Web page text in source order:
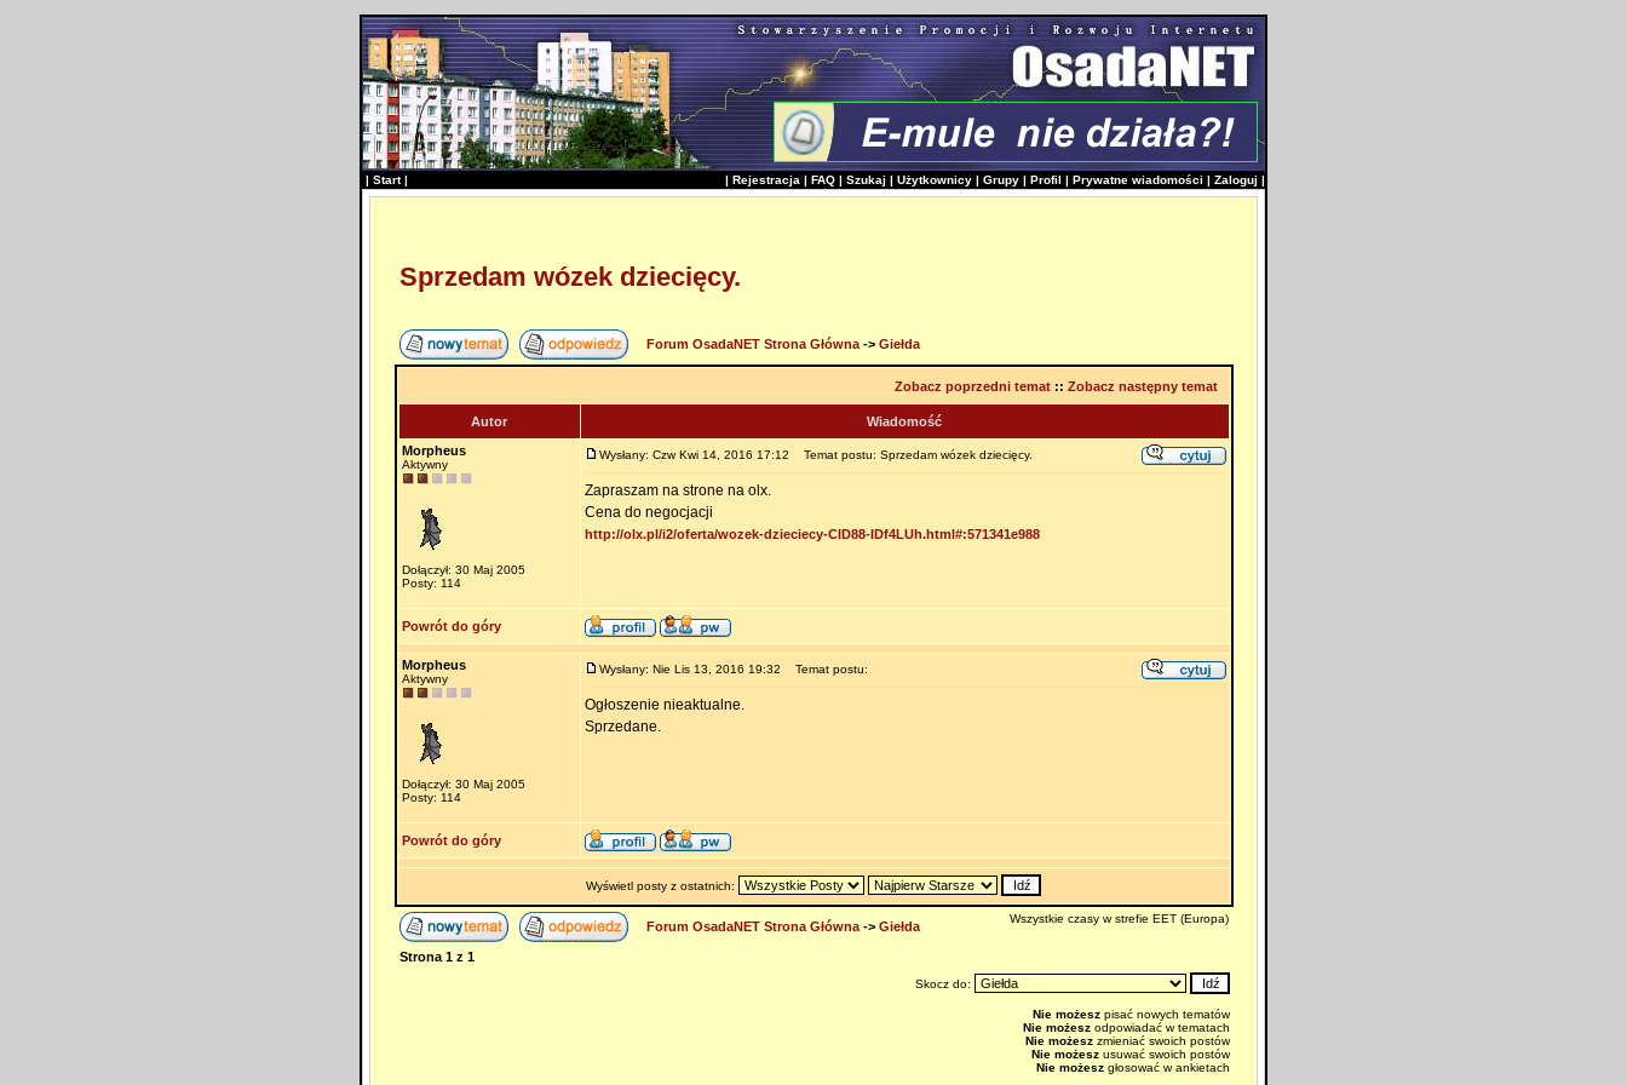
| Start| | Rejestracja | FAQ | Szukaj | Użytkownicy | Grupy | Profil | Prywatne wiadomości | Zaloguj |
Sprzedam wózek dziecięcy.
Forum OsadaNET Strona Główna-> Giełda
Zobacz poprzedni temat:: Zobacz następny temat
Autor
Wiadomość
Morpheus
Aktywny
Dołączył: 30 Maj 2005
Posty: 114
Wysłany: Czw Kwi 14, 2016 17:12 Temat postu: Sprzedam wózek dziecięcy.
Zapraszam na strone na olx.
Cena do negocjacji
http://olx.pl/i2/oferta/wozek-dzieciecy-CID88-IDf4LUh.html#:571341e988
Powrót do góry
Morpheus
Aktywny
Dołączył: 30 Maj 2005
Posty: 114
Wysłany: Nie Lis 13, 2016 19:32 Temat postu:
Ogłoszenie nieaktualne.
Sprzedane.
Powrót do góry
Wyświetl posty z ostatnich:
Forum OsadaNET Strona Główna-> Giełda
Wszystkie czasy w strefie EET (Europa)
Strona 1z 1
Skocz do:
Nie możeszpisać nowych tematów
Nie możeszodpowiadać w tematach
Nie możeszzmieniać swoich postów
Nie możeszusuwać swoich postów
Nie możeszgłosować w ankietach